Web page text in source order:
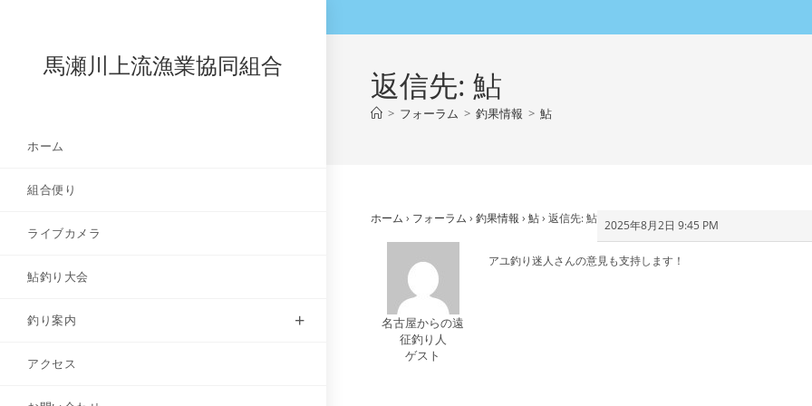
ン
馬瀬川上流漁業協同組合
ホーム
組合便り
ライブカメラ
鮎釣り大会
釣り案内
アクセス
返信先: 鮎
> フォーラム > 釣果情報 > 鮎
ホーム › フォーラム › 釣果情報 › 鮎› 返信先: 鮎 2025年8月2日 9:45 PM
名古屋からの遠
征釣り人
ゲスト
アユ釣り迷人さんの意見も支持します！